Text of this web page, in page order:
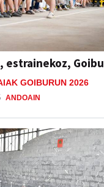
estrainekoz,
GOIBURUN 2026
ANDOAIN